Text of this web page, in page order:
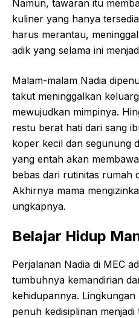
Namun, tawaran itu
kuliner yang hanya
harus merantau,
adik yang selama ini
Malam-malam Nadia
takut meninggalkan
mewujudkan mimpinya.
restu berat hati dari sang
koper kecil dan segunung
yang entah akan
bebas dari rutinitas rumah
Akhirnya mama
ungkapnya.
Belajar Hidup
Perjalanan Nadia di MEC
tumbuhnya kemandirian
kehidupannya. Lingkungan
penuh kedisiplinan